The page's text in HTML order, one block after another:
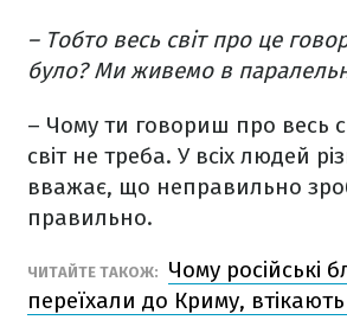
– Тобто весь світ про це
було? Ми живемо в
– Чому ти говориш про весь
світ не треба. У всіх людей
вважає, що неправильно
правильно.
ЧИТАЙТЕ ТАКОЖ:
Чому російські
переїхали до Криму,